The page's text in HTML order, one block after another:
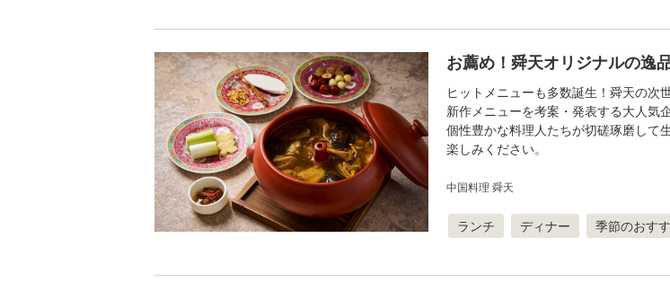
お薦め！舜天オリジナルの逸
ヒットメニューも多数誕生！舜天の次
新作メニューを考案・発表する大人気企
個性豊かな料理人たちが切磋琢磨して
楽しみください。
中国料理 舜天
ランチ ディナー 季節のおす